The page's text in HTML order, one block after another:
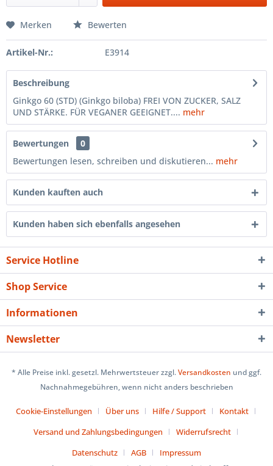
Merken Bewerten
Artikel-Nr.: E3914
Beschreibung
Ginkgo 60 (STD) (Ginkgo biloba) FREI VON ZUCKER, SALZ
UND STÄRKE. FÜR VEGANER GEEIGNET.... mehr
Bewertungen
0
Bewertungen lesen, schreiben und diskutieren... mehr
Kunden kauften auch
Kunden haben sich ebenfalls angesehen
Service Hotline
Shop Service
Informationen
Newsletter
* Alle Preise inkl. gesetzl. Mehrwertsteuer zzgl.Versandkosten und ggf.
Nachnahmegebühren, wenn nicht anders beschrieben
Cookie-Einstellungen Über uns Hilfe / Support
Kontakt
Versand und Zahlungsbedingungen
Widerrufsrecht
Datenschutz
AGB
Impressum